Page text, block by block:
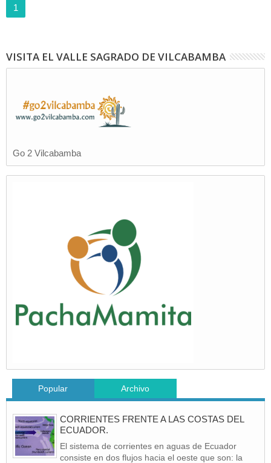
1
VISITA EL VALLE SAGRADO DE VILCABAMBA
Go 2 Vilcabamba
Popular Archivo
CORRIENTES FRENTE A LAS COSTAS DEL
ECUADOR.
El sistema de corrientes en aguas de Ecuador
consiste en dos flujos hacia el oeste que son: la